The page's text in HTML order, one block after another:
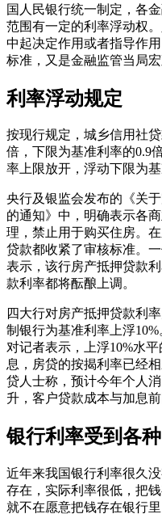
国人民银行统一制定，各
范围有一定的利率浮动权
中起决定作用或者指导作
标准，又是金融监管当局
利率浮动规定
按现行规定，城乡信用社
倍，下限为基准利率的0.9
率上限放开，浮动下限为基
央行及银监会发布的《关
的通知》中，明确表示各
理，禁止用于购买住房。
贷款都收紧了审核标准。
表示，该行房产抵押贷款
款利率都将酝酿上调。
四大行对房产抵押贷款利
制银行为基准利率上浮
对记者表示，上浮10%水
息，房贷的按揭利率已经
贷人士称，预计今年个人
升，客户贷款成本与加息前
银行利率受到各
近年来我国银行利率很久
存在，实际利率很低，把
就不在愿意把钱存在银行